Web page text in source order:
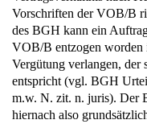
Vorschriften der VOB/B
des BGH kann ein
VOB/B entzogen worden
Vergütung verlangen, der
entspricht (vgl. BGH
m.w. N. zit. n. juris). Der
hiernach also